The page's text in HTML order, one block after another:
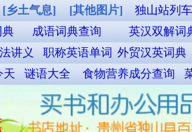
站列车时刻表 天气预报 周公解梦 EXCEL函数速查手
解词典 英汉词典查询 汉英词典查询 汉日大辞典
词典 名人名言 常见植物查询 诗词大全查询 歇后语查询
询 菜谱查询 药品说明书查询 本草纲目查询 验方查询
康频道 外语学习 软件教学 程序设计 独山图片